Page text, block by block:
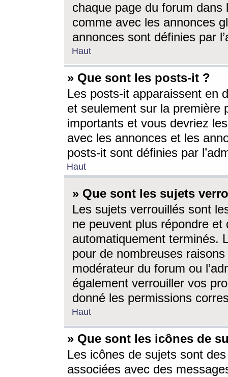
chaque page du forum dans
comme avec les annonces
annonces sont définies par
Haut
» Que sont les posts-it ?
Les posts-it apparaissent en
et seulement sur la première
importants et vous devriez
avec les annonces et les
posts-it sont définies par
Haut
» Que sont les sujets
Les sujets verrouillés sont
ne peuvent plus répondre
automatiquement terminés.
pour de nombreuses
modérateur du forum ou
également verrouiller vos
donné les permissions
Haut
» Que sont les icônes de
Les icônes de sujets sont
associées avec des